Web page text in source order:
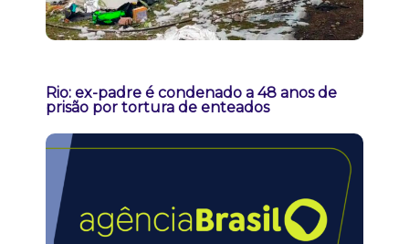
Rio: ex-padre é condenado a 48 anos de
prisão por tortura de enteados